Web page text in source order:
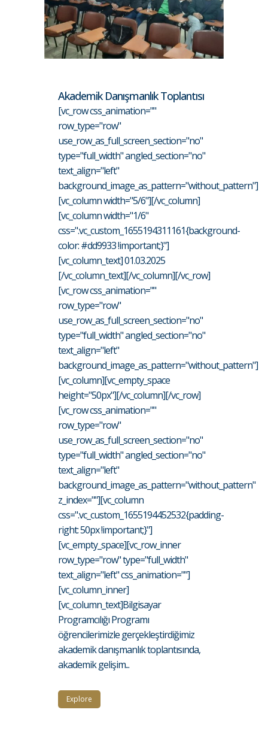
Akademik Danışmanlık Toplantısı
[vc_row css_animation=""
row_type="row"
use_row_as_full_screen_section="no"
type="full_width" angled_section="no"
text_align="left"
background_image_as_pattern="without_pattern"]
[vc_column width="5/6"][/vc_column]
[vc_column width="1/6"
css=".vc_custom_1655194311161{background-
color: #dd9933 !important;}"]
[vc_column_text] 01.03.2025
[/vc_column_text][/vc_column][/vc_row]
[vc_row css_animation=""
row_type="row"
use_row_as_full_screen_section="no"
type="full_width" angled_section="no"
text_align="left"
background_image_as_pattern="without_pattern"]
[vc_column][vc_empty_space
height="50px"][/vc_column][/vc_row]
[vc_row css_animation=""
row_type="row"
use_row_as_full_screen_section="no"
type="full_width" angled_section="no"
text_align="left"
background_image_as_pattern="without_pattern"
z_index=""][vc_column
css=".vc_custom_1655194452532{padding-
right: 50px !important;}"]
[vc_empty_space][vc_row_inner
row_type="row" type="full_width"
text_align="left" css_animation=""]
[vc_column_inner]
[vc_column_text]Bilgisayar
Programcılığı Programı
öğrencilerimizle gerçekleştirdiğimiz
akademik danışmanlık toplantısında,
akademik gelişim...
Explore